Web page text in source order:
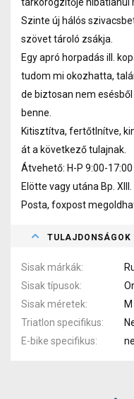
Szinte új hálós
szövet tároló zsákja.
Egy apró horpadás ill.
tudom mi okozhatta,
de biztosan nem
benne.
Kitisztítva, fertőtlnítve,
át a következő tulajnak.
Átvehető: H-P 9:00-
Elötte vagy utána Bp.
Posta, foxpost
TULAJDONSÁGOK
Sisak márkák
Sisak típusok
Sisak méretek
M
Triatlon specifikus
E-bike specifikus